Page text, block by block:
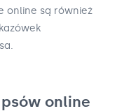
online są również
online